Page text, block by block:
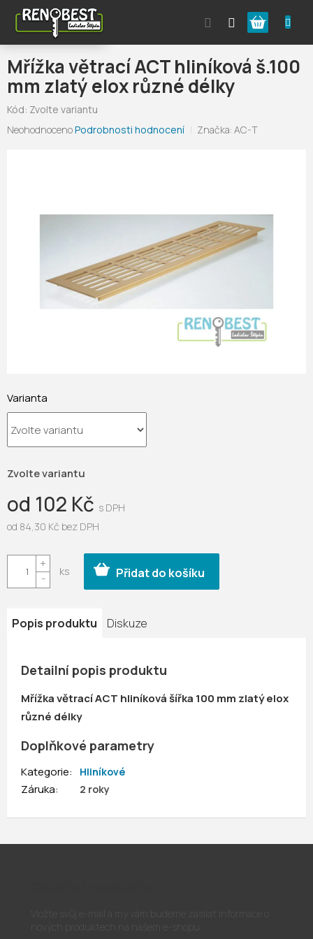
obsah
Nákupní
košík
Mřížka větrací ACT hliníková š.100
mm zlatý elox různé délky
Kód: Zvolte variantu
Průměrné
NeohodnocenoPodrobnosti hodnocení Značka:AC-T
od 102 Kč
od 84,30 Kč bez DPH
cena:
Zvolte variantu
Varianta
Přidat do košíku
Popis produktu Diskuze
Detailní popis produktu
Mřížka větrací ACT hliníková šířka 100 mm zlatý elox
různé délky
Doplňkové parametry
Kategorie: Hliníkové
Záruka: 2 roky